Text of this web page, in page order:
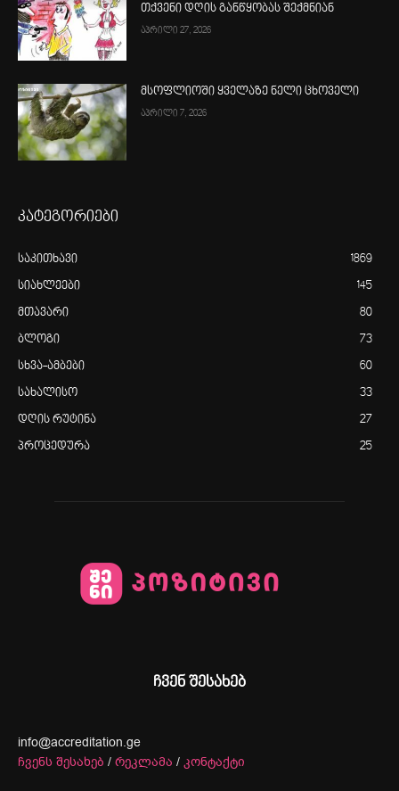
თქვენი დღის განწყობას შექმნიან
აპრილი 27, 2026
მსოფლიოში ყველაზე ნელი ცხოველი
აპრილი 7, 2026
კატეგორიები
საკითხავი 1869
სიახლეები 145
მთავარი 80
ბლოგი 73
სხვა-ამბები 60
სახალისო 33
დღის რუტინა 27
პროცედურა 25
ჩვენ შესახებ
info@accreditation.ge
ჩვენს შესახებ / რეკლამა / კონტაქტი